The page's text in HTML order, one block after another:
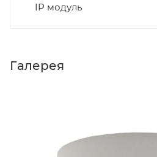
IP модуль
Галерея